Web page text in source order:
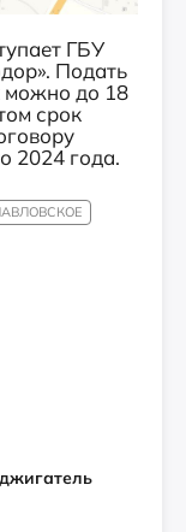
ГБУ
Подать
можно до 18
срок
2024 года.